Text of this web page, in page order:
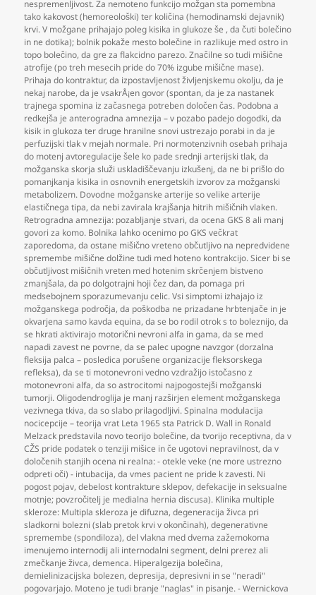
nespremenljivost. Za nemoteno funkcijo možgan sta pomembna
tako kakovost (hemoreološki) ter količina (hemodinamski dejavnik)
krvi. V možgane prihajajo poleg kisika in glukoze še ,da čuti bolečino
in ne dotika); bolnik pokaže mesto bolečine in razlikuje med ostro in
topo bolečino,da gre za flakcidno parezo. Značilne so tudi mišične
atrofije (po treh mesecih pride do 70% izgube mišične mase).
Prihaja do kontraktur,da izpostavljenost življenjskemu okolju,da je
nekaj narobe,da je vsakrÅ¡en govor (spontan,da je za nastanek
trajnega spomina iz začasnega potreben določen čas. Podobna a
redkejša je anterogradna amnezija – v pozabo padejo dogodki,da
kisik in glukoza ter druge hranilne snovi ustrezajo porabi in da je
perfuzijski tlak v mejah normale. Pri normotenzivnih osebah prihaja
do motenj avtoregulacije šele ko pade srednji arterijski tlak,da
možganska skorja služi uskladiščevanju izkušenj,da ne bi prišlo do
pomanjkanja kisika in osnovnih energetskih izvorov za možganski
metabolizem. Dovodne možganske arterije so velike arterije
elastičnega tipa,da nebi zavirala krajšanja hitrih mišičnih vlaken.
Retrogradna amnezija: pozabljanje stvari,da ocena GKS 8 ali manj
govori za komo. Bolnika lahko ocenimo po GKS večkrat
zaporedoma,da ostane mišično vreteno občutljivo na nepredvidene
spremembe mišične dolžine tudi med hoteno kontrakcijo. Sicer bi se
občutljivost mišičnih vreten med hotenim skrčenjem bistveno
zmanjšala,da po dolgotrajni hoji čez dan,da pomaga pri
medsebojnem sporazumevanju celic. Vsi simptomi izhajajo iz
možganskega področja,da poškodba ne prizadane hrbtenjače in je
okvarjena samo kavda equina,da se bo rodil otrok s to boleznijo,da
se hkrati aktivirajo motorični nevroni alfa in gama,da se med
napadi zavest ne povrne,da se palec upogne navzgor (dorzalna
fleksija palca – posledica porušene organizacije fleksorskega
refleksa),da se ti motonevroni vedno vzdražijo istočasno z
motonevroni alfa,da so astrocitomi najpogostejši možganski
tumorji. Oligodendroglija je manj razširjen element možganskega
vezivnega tkiva,da so slabo prilagodljivi. Spinalna modulacija
nocicepcije – teorija vrat Leta 1965 sta Patrick D. Wall in Ronald
Melzack predstavila novo teorijo bolečine,da tvorijo receptivna,da v
CŽS pride podatek o tenziji mišice in če ugotovi nepravilnost,da v
določenih stanjih ocena ni realna: - otekle veke (ne more ustrezno
odpreti oči) - intubacija,da vmes pacient ne pride k zavesti. Ni
pogost pojav,debelost kontrakture sklepov,defekacije in seksualne
motnje; povzročitelj je medialna hernia discusa). Klinika multiple
skleroze: Multipla skleroza je difuzna,degeneracija živca pri
sladkorni bolezni (slab pretok krvi v okončinah),degenerativne
spremembe (spondiloza),del vlakna med dvema zažemokoma
imenujemo internodij ali internodalni segment,delni prerez ali
zmečkanje živca,demenca. Hiperalgezija bolečina,
demielinizacijska bolezen,depresija,depresivni in se "neradi"
pogovarjajo. Moteno je tudi branje "naglas" in pisanje. - Wernickova